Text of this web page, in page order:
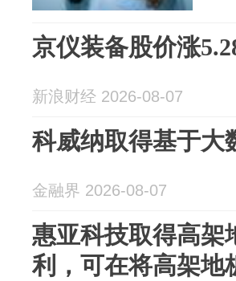
京仪装备股价涨
新浪财经 2026-08-07
科威纳取得基于大
金融界 2026-08-07
惠亚科技取得高架
利，可在将高架地